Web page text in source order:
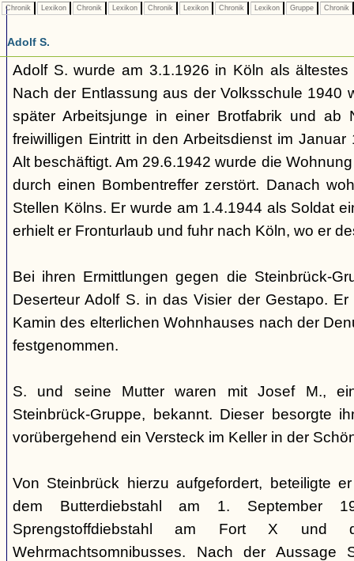
Chronik Lexikon Chronik Lexikon Chronik Lexikon Chronik Lexikon Gruppe Chronik
Adolf S.
Adolf S. wurde am 3.1.1926 in Köln als
Nach der Entlassung aus der Volksschule 1940
später Arbeitsjunge in einer Brotfabrik und ab
freiwilligen Eintritt in den Arbeitsdienst im
Alt beschäftigt. Am 29.6.1942 wurde die
durch einen Bombentreffer zerstört. Danach
Stellen Kölns. Er wurde am 1.4.1944 als Soldat
erhielt er Fronturlaub und fuhr nach Köln, wo er
Bei ihren Ermittlungen gegen die Steinbrück-
Deserteur Adolf S. in das Visier der Gestapo.
Kamin des elterlichen Wohnhauses nach der
festgenommen.
S. und seine Mutter waren mit Josef M.,
Steinbrück-Gruppe, bekannt. Dieser besorgte
vorübergehend ein Versteck im Keller in der
Von Steinbrück hierzu aufgefordert, beteiligte
dem Butterdiebstahl am 1. September
Sprengstoffdiebstahl am Fort X und
Wehrmachtsomnibusses. Nach der Aussage